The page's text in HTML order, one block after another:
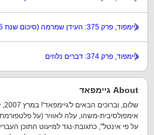
גיימפוד, פרק 375: העידן שמרמה (סיכום שנת 2025)
גיימפוד, פרק 374: דברים נלוזים
About גיימפאד
אימפולסיבית-משהו, עלה לאוויר (על
על פי אינטל", כתגובת-נגד למיעוט התוכן